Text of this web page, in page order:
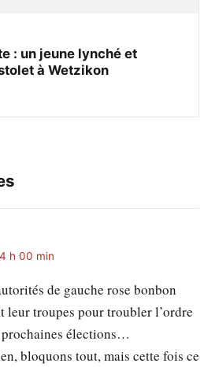
: un jeune lynché et
à Wetzikon
h 00 min
de gauche rose bonbon
leur troupes pour troubler l’ordre
élections…
bloquons tout, mais cette fois ce